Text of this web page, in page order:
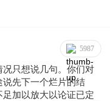
5987
只想说几句。你们对
先下一个烂片的结
加以放大以论证已定